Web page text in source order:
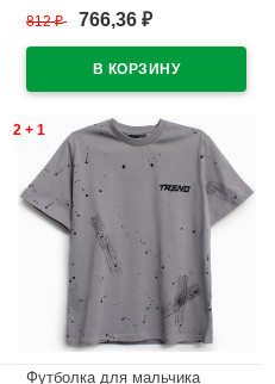
размер 34/134-42/158 цвет
812₽ 766,36 ₽
2 + 1
Футболка для мальчика